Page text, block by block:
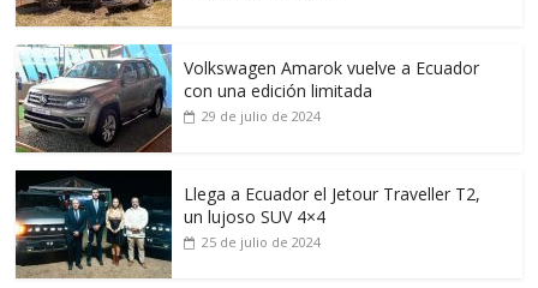
Volkswagen Amarok vuelve a Ecuador
con una edición limitada
29 de julio de 2024
Llega a Ecuador el Jetour Traveller T2,
un lujoso SUV 4×4
25 de julio de 2024